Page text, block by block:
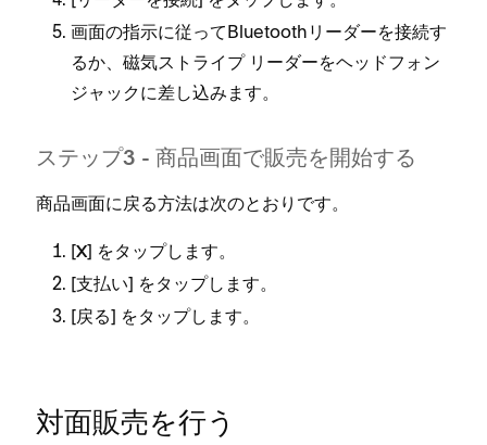
画面の指示に従⁠ってBluetoothリ⁠ーダ⁠ーを接続す
るか⁠、磁気ストライプ リ⁠ーダ⁠ーをヘ⁠ッドフ⁠ォン
ジ⁠ャ⁠ックに差し込みます⁠。
ステ⁠ップ3 - 商品画面で販売を開始する
商品画面に戻る方法は次のとおりです⁠。
[⁠X⁠] をタ⁠ップします⁠。
[⁠支払い⁠] をタ⁠ップします⁠。
[⁠戻る⁠] をタ⁠ップします⁠。
対面販売を行う